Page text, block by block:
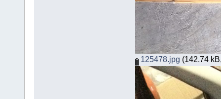
125478.jpg (142.74